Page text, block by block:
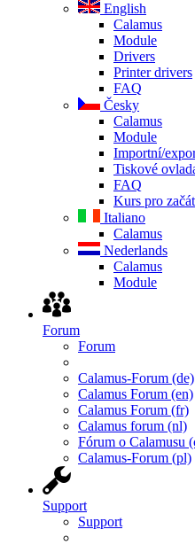
English
Calamus
Module
Drivers
Printer drivers
FAQ
Česky
Calamus
Module
Importní/
Tiskové
FAQ
Kurs pro
Italiano
Calamus
Nederlands
Calamus
Module
Forum
Forum
Calamus-Forum (de)
Calamus Forum (en)
Calamus Forum (fr)
Calamus forum (nl)
Fórum o Calamusu
Calamus-Forum (pl)
Support
Support